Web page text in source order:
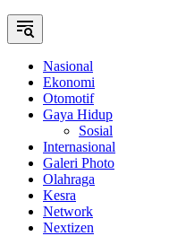
Nasional
Ekonomi
Otomotif
Gaya Hidup
Sosial
Internasional
Galeri Photo
Olahraga
Kesra
Network
Nextizen